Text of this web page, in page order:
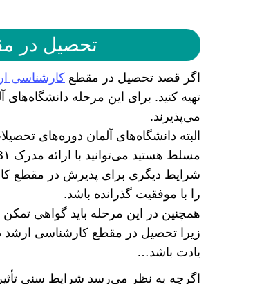
تحصیل در
اگر قصد تحصیل در مقطع کارشناسی
می‌پذیرند.
البته دانشگاه‌های آلمان دوره‌های
مسلط هستید می‌توانید با ارائه مدرک B۱ یا B۲ در یکی از دانشگاه‌های این کشور تحصیل کنید.
شرایط دیگری برای پذیرش در مقطع
را با موفقیت گذرانده باشد.
همچنین در این مرحله باید گواهی
زیرا تحصیل در مقطع کارشناسی
یادت باشد…
اگرچه به نظر می‌رسد شرایط سنی